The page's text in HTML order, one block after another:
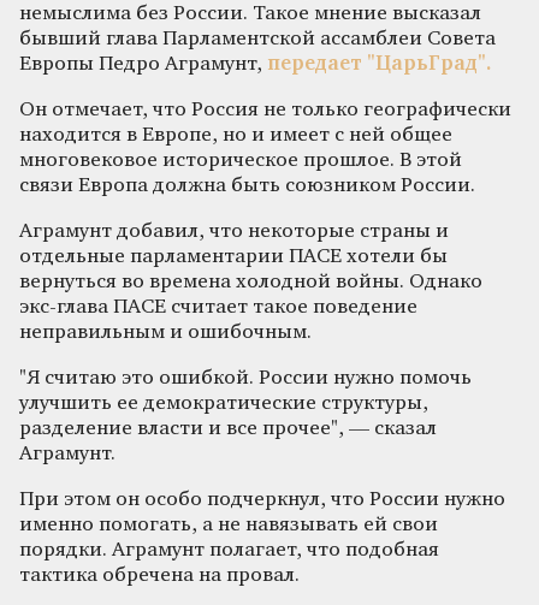
немыслима без России. Такое мнение высказал
бывший глава Парламентской ассамблеи Совета
Европы Педро Аграмунт, передает "ЦарьГрад".
Он отмечает, что Россия не только географически
находится в Европе, но и имеет с ней общее
многовековое историческое прошлое. В этой
связи Европа должна быть союзником России.
Аграмунт добавил, что некоторые страны и
отдельные парламентарии ПАСЕ хотели бы
вернуться во времена холодной войны. Однако
экс-глава ПАСЕ считает такое поведение
неправильным и ошибочным.
"Я считаю это ошибкой. России нужно помочь
улучшить ее демократические структуры,
разделение власти и все прочее", — сказал
Аграмунт.
При этом он особо подчеркнул, что России нужно
именно помогать, а не навязывать ей свои
порядки. Аграмунт полагает, что подобная
тактика обречена на провал.